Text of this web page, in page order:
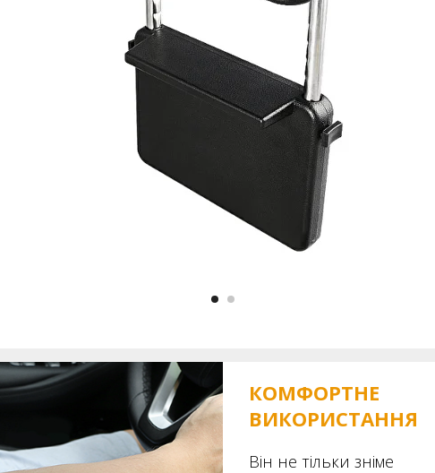
КОМФОРТНЕ
ВИКОРИСТАННЯ
Він не тільки зніме